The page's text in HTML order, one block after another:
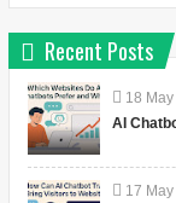
Recent Posts
18 May
AI
17 May